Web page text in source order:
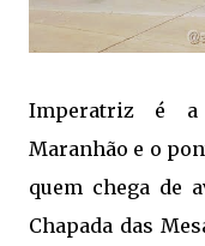
Imperatriz é a
Maranhão e o
quem chega de
Chapada das